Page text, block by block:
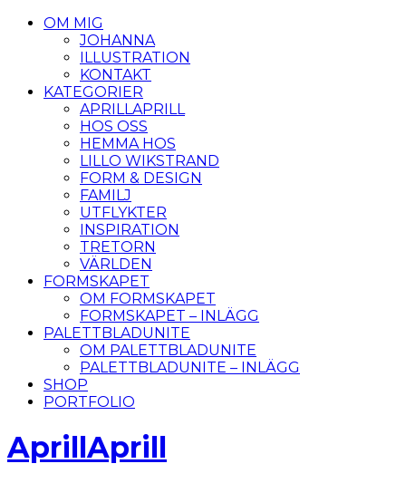
OM MIG
JOHANNA
ILLUSTRATION
KONTAKT
KATEGORIER
APRILLAPRILL
HOS OSS
HEMMA HOS
LILLO WIKSTRAND
FORM & DESIGN
FAMILJ
UTFLYKTER
INSPIRATION
TRETORN
VÄRLDEN
FORMSKAPET
OM FORMSKAPET
FORMSKAPET – INLÄGG
PALETTBLADUNITE
OM PALETTBLADUNITE
PALETTBLADUNITE – INLÄGG
SHOP
PORTFOLIO
AprillAprill